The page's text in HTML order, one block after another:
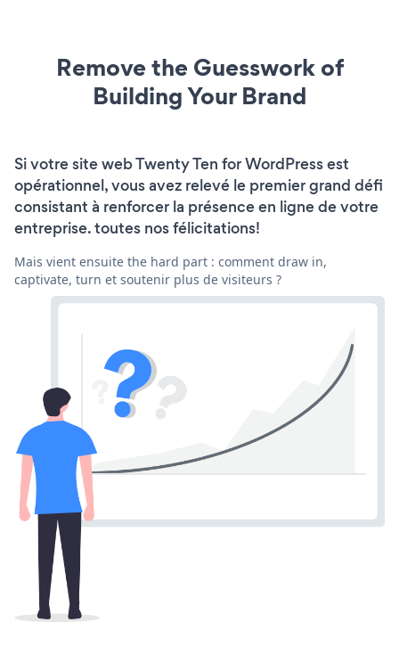
Remove the Guesswork of
Building Your Brand
Si votre site web Twenty Ten for WordPress est
opérationnel, vous avez relevé le premier grand défi
consistant à renforcer la présence en ligne de votre
entreprise. toutes nos félicitations!
Mais vient ensuite the hard part : comment draw in,
captivate, turn et soutenir plus de visiteurs ?